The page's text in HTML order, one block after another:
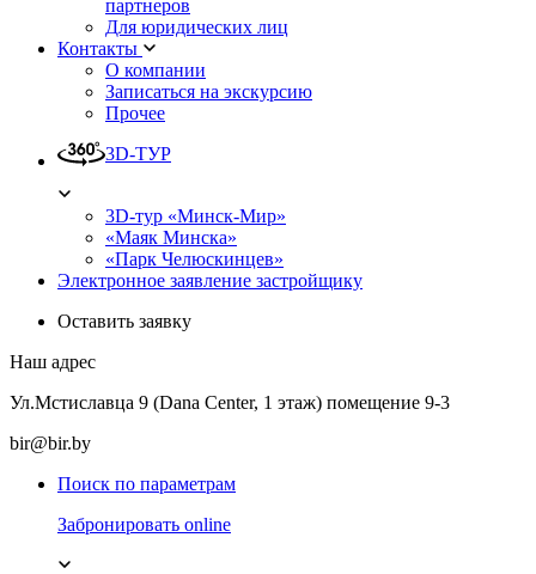
партнеров
Для юридических лиц
Контакты
О компании
Записаться на экскурсию
Прочее
3D-ТУР
3D-тур «Минск-Мир»
«Маяк Минска»
«Парк Челюскинцев»
Электронное заявление застройщику
Оставить заявку
Наш адрес
Ул.Мстиславца 9 (Dana Center, 1 этаж) помещение 9-3
bir@bir.by
Поиск по параметрам
Забронировать online